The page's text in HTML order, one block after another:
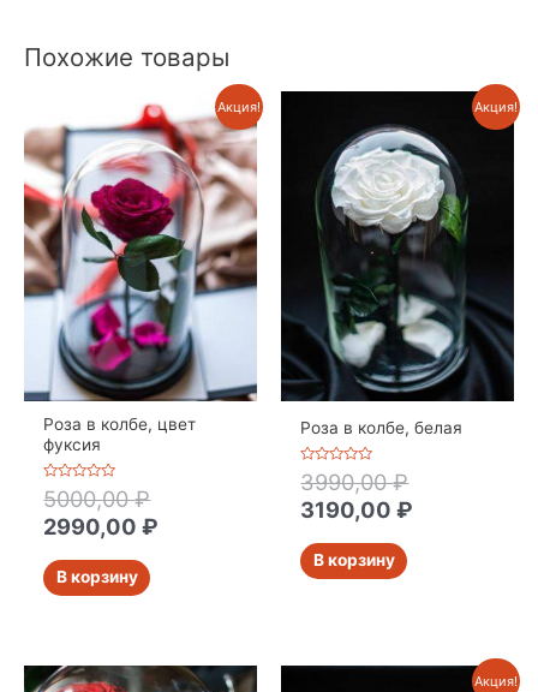
Похожие товары
Акция!
Роза в колбе, цвет
фуксия
Оценка
0
из
5
5000,00₽
2990,00₽
В корзину
Акция!
Роза в колбе, белая
Оценка
0
из
5
3990,00₽
3190,00₽
В корзину
Акция!